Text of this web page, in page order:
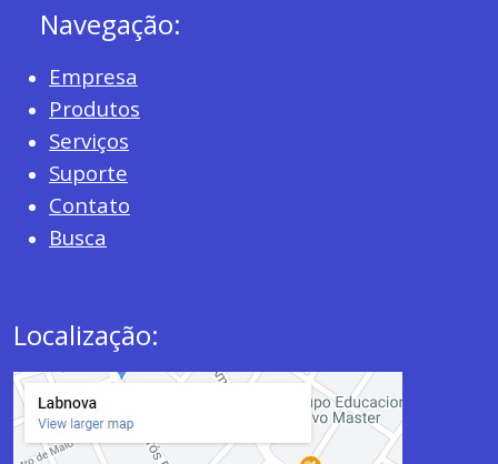
Navegação:
Empresa
Produtos
Serviços
Suporte
Contato
Busca
Localização: